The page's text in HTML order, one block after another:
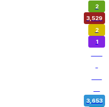
2
3,529
2
1
3,653